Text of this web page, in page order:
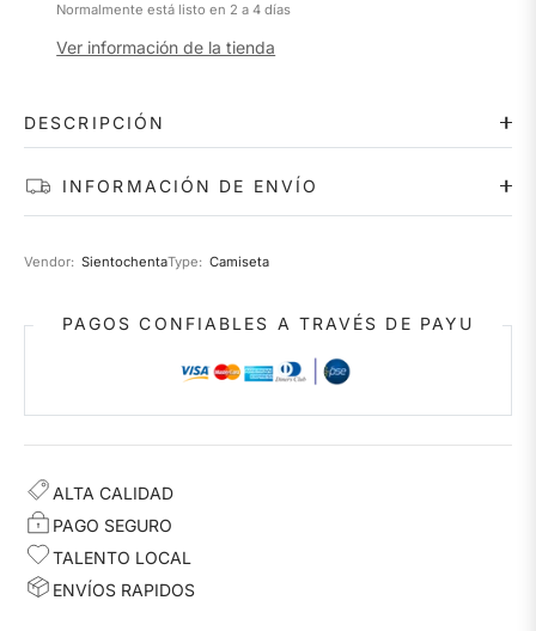
Normalmente está listo en 2 a 4 días
Ver información de la tienda
DESCRIPCIÓN
INFORMACIÓN DE ENVÍO
Vendor: SientochentaType: Camiseta
PAGOS CONFIABLES A TRAVÉS DE PAYU
ALTA CALIDAD
PAGO SEGURO
TALENTO LOCAL
ENVÍOS RAPIDOS